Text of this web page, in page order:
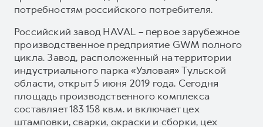
потребностям российского потребителя.
Российский завод HAVAL – первое зарубежное
производственное предприятие GWM полного
цикла. Завод, расположенный на территории
индустриального парка «Узловая» Тульской
области, открыт 5 июня 2019 года. Сегодня
площадь производственного комплекса
составляет 183 158 кв.м. и включает цех
штамповки, сварки, окраски и сборки, цех